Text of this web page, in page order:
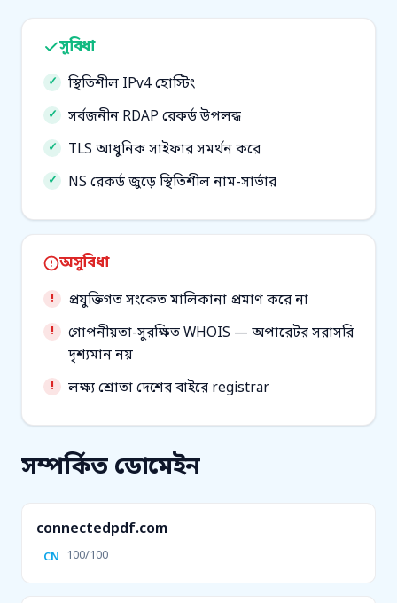
সুবিধা
স্থিতিশীল IPv4 হোস্টিং
সর্বজনীন RDAP রেকর্ড উপলব্ধ
TLS আধুনিক সাইফার সমর্থন করে
NS রেকর্ড জুড়ে স্থিতিশীল নাম-সার্ভার
অসুবিধা
প্রযুক্তিগত সংকেত মালিকানা প্রমাণ করে না
গোপনীয়তা-সুরক্ষিত WHOIS — অপারেটর সরাসরি
দৃশ্যমান নয়
লক্ষ্য শ্রোতা দেশের বাইরে registrar
সম্পর্কিত ডোমেইন
connectedpdf.com
CN 100/100